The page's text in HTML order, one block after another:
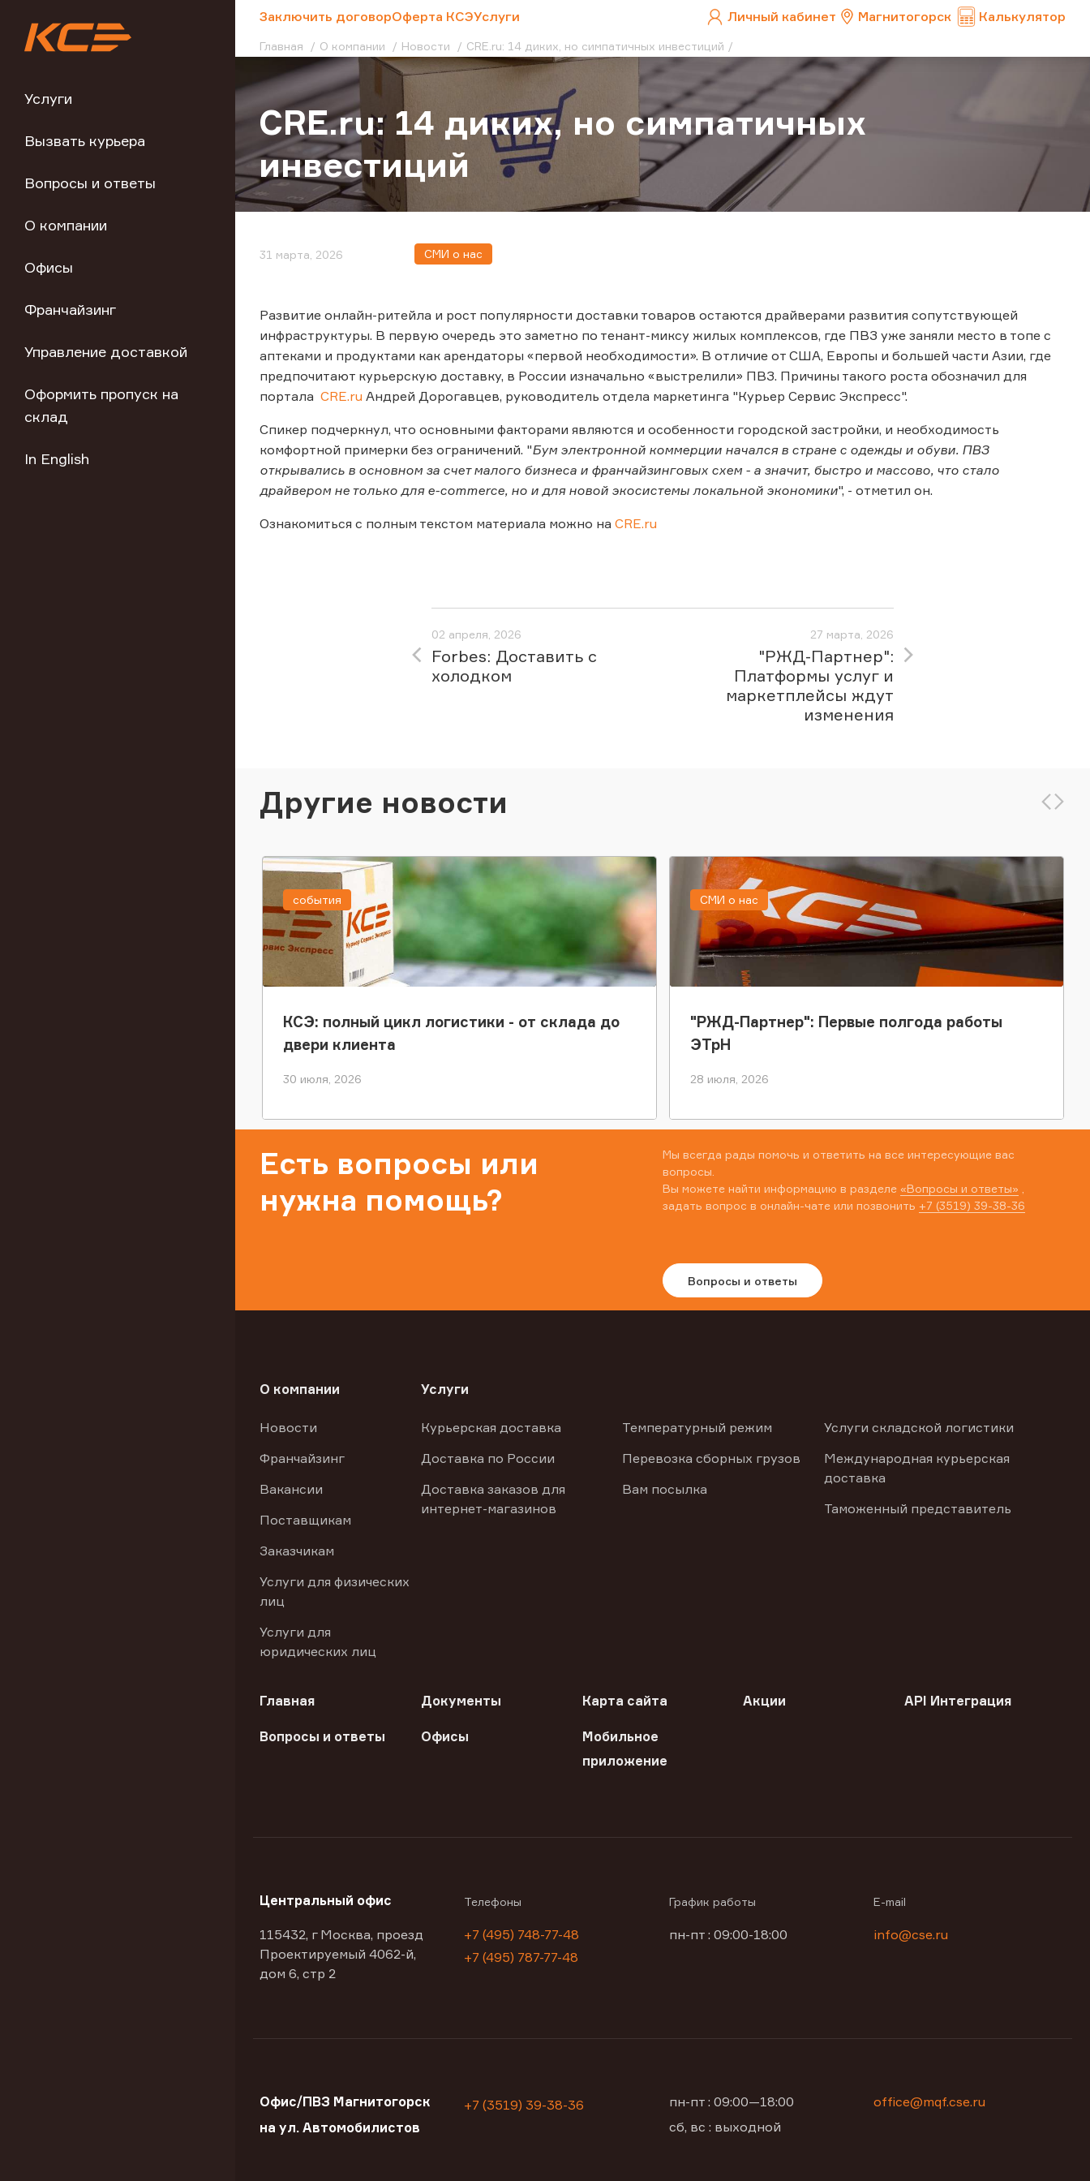
Услуги
Вызвать курьера
Вопросы и ответы
О компании
Офисы
Франчайзинг
Управление доставкой
Оформить пропуск на
склад
In English
Заключить договорОферта КСЭУслуги Личный кабинет Магнитогорск Калькулятор
Главная О компании Новости CRE.ru: 14 диких, но симпатичных инвестиций
CRE.ru: 14 диких, но симпатичных
инвестиций
31 марта, 2026 СМИ о нас
Развитие онлайн-ритейла и рост популярности доставки товаров остаются драйверами развития сопутствующей
инфраструктуры. В первую очередь это заметно по тенант-миксу жилых комплексов, где ПВЗ уже заняли место в топе с
аптеками и продуктами как арендаторы «первой необходимости». В отличие от США, Европы и большей части Азии, где
предпочитают курьерскую доставку, в России изначально «выстрелили» ПВЗ. Причины такого роста обозначил для
портала CRE.ru Андрей Дорогавцев, руководитель отдела маркетинга "Курьер Сервис Экспресс".
Спикер подчеркнул, что основными факторами являются и особенности городской застройки, и необходимость
комфортной примерки без ограничений. "Бум электронной коммерции начался в стране с одежды и обуви. ПВЗ
открывались в основном за счет малого бизнеса и франчайзинговых схем - а значит, быстро и массово, что стало
драйвером не только для e-commerce, но и для новой экосистемы локальной экономики", - отметил он.
Ознакомиться с полным текстом материала можно на CRE.ru
02 апреля, 2026
Forbes: Доставить с
холодком
27 марта, 2026
"РЖД-Партнер":
Платформы услуг и
маркетплейсы ждут
изменения
Другие новости
КСЭ: полный цикл логистики - от склада до
двери клиента
30 июля, 2026
события
"РЖД-Партнер": Первые полгода работы
ЭТрН
28 июля, 2026
СМИ о нас
Есть вопросы или
нужна помощь?
Мы всегда рады помочь и ответить на все интересующие вас
вопросы.
Вы можете найти информацию в разделе «Вопросы и ответы»
задать вопрос в онлайн-чате или позвонить +7 (3519) 39-38-36
Вопросы и ответы
О компании
Новости
Франчайзинг
Вакансии
Поставщикам
Заказчикам
Услуги для физических
лиц
Услуги для
юридических лиц
Услуги
Курьерская доставка
Доставка по России
Доставка заказов для
интернет-магазинов
Температурный режим
Перевозка сборных грузов
Вам посылка
Услуги складской логистики
Международная курьерская
доставка
Таможенный представитель
Главная Документы Карта сайта Акции API Интеграция
Вопросы и ответы Офисы
Мобильное
приложение
Центральный офис
115432, г Москва, проезд
Проектируемый 4062-й,
дом 6, стр 2
Телефоны
+7 (495) 748-77-48
+7 (495) 787-77-48
График работы
пн-пт : 09:00-18:00
E-mail
info@cse.ru
Офис/ПВЗ Магнитогорск
на ул. Автомобилистов
+7 (3519) 39-38-36
пн-пт : 09:00—18:00
сб, вс : выходной
office@mqf.cse.ru